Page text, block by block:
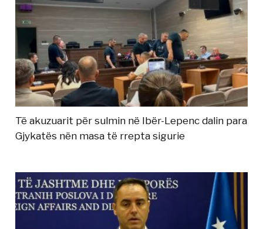
Të akuzuarit për sulmin në Ibër-Lepenc dalin para
Gjykatës nën masa të rrepta sigurie